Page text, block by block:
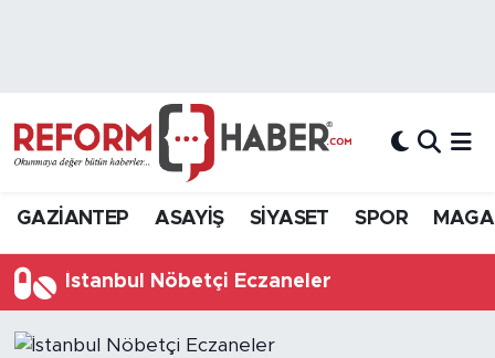
GAZİANTEP ASAYİŞ SİYASET SPOR
İstanbul Nöbetçi Eczaneler
Hava Durumu
Süper Lig Puan Durumu ve Fikstür
Tüm Manşetler